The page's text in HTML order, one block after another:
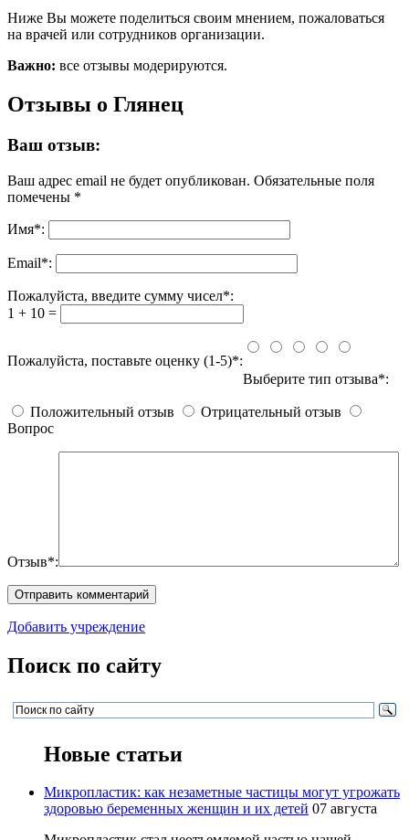
Ниже Вы можете поделиться своим мнением, пожаловаться
на врачей или сотрудников организации.
Важно: все отзывы модерируются.
Отзывы о Глянец
Ваш отзыв:
Ваш адрес email не будет опубликован. Обязательные поля
помечены *
Имя*:
Email*:
Пожалуйста, введите сумму чисел*:
1 + 10 =
Пожалуйста, поставьте оценку (1-5)*:
Выберите тип отзыва*:
Положительный отзыв
Отрицательный отзыв
Вопрос
Отзыв*:
Добавить учреждение
Поиск по сайту
Новые статьи
Микропластик: как незаметные частицы могут угрожать
здоровью беременных женщин и их детей 07 августа